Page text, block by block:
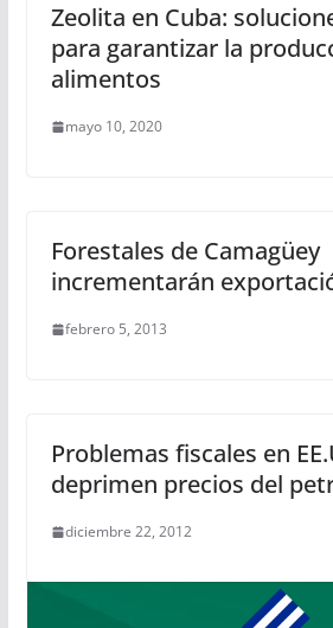
Zeolita en Cuba:
para garantizar la
alimentos
mayo 10, 2020
Forestales de Camagüey
incrementarán
febrero 5, 2013
Problemas fiscales en
deprimen precios del
diciembre 22, 2012